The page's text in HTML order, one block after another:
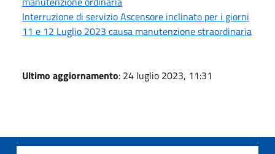
Interruzione di servizio Ascensore inclinato per i giorni
11 e 12 Luglio 2023 causa manutenzione straordinaria
Ultimo aggiornamento: 24 luglio 2023, 11:31